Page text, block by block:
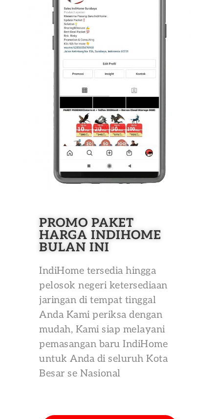
PROMO PAKET
HARGA INDIHOME
BULAN INI
IndiHome tersedia hingga
pelosok negeri ketersediaan
jaringan di tempat tinggal
Anda Kami periksa dengan
mudah, Kami siap melayani
pemasangan baru IndiHome
untuk Anda di seluruh Kota
Besar se Nasional